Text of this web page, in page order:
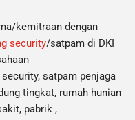
kemitraan dengan
security/satpam di DKI
satpam penjaga
tingkat, rumah hunian
, pabrik ,